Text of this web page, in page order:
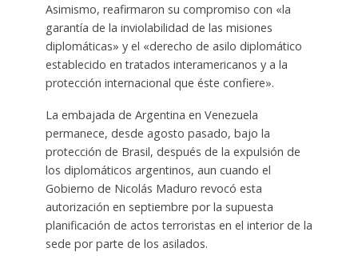
Asimismo, reafirmaron su compromiso con «la
garantía de la inviolabilidad de las misiones
diplomáticas» y el «derecho de asilo diplomático
establecido en tratados interamericanos y a la
protección internacional que éste confiere».
La embajada de Argentina en Venezuela
permanece, desde agosto pasado, bajo la
protección de Brasil, después de la expulsión de
los diplomáticos argentinos, aun cuando el
Gobierno de Nicolás Maduro revocó esta
autorización en septiembre por la supuesta
planificación de actos terroristas en el interior de la
sede por parte de los asilados.